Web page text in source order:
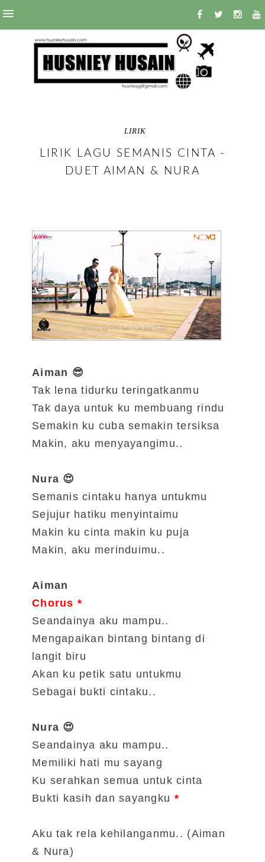
LIRIK
LIRIK LAGU SEMANIS CINTA -
DUET AIMAN & NURA
Aiman 😎
Tak lena tidurku teringatkanmu
Tak daya untuk ku membuang rindu
Semakin ku cuba semakin tersiksa
Makin, aku menyayangimu..
Nura 😍
Semanis cintaku hanya untukmu
Sejujur hatiku menyintaimu
Makin ku cinta makin ku puja
Makin, aku merinduimu..
Aiman
Chorus *
Seandainya aku mampu..
Mengapaikan bintang bintang di
langit biru
Akan ku petik satu untukmu
Sebagai bukti cintaku..
Nura 😍
Seandainya aku mampu..
Memiliki hati mu sayang
Ku serahkan semua untuk cinta
Bukti kasih dan sayangku *
Aku tak rela kehilanganmu.. (Aiman
& Nura)